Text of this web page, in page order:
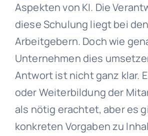
Aspekten von KI. Die
diese Schulung liegt bei den
Arbeitgebern. Doch wie
Unternehmen dies
Antwort ist nicht ganz klar.
oder Weiterbildung der
als nötig erachtet, aber es
konkreten Vorgaben zu